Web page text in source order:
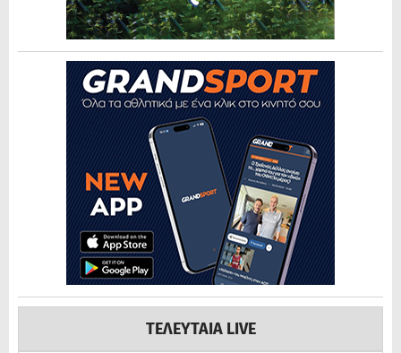
ΤΕΛΕΥΤΑΙΑ LIVE